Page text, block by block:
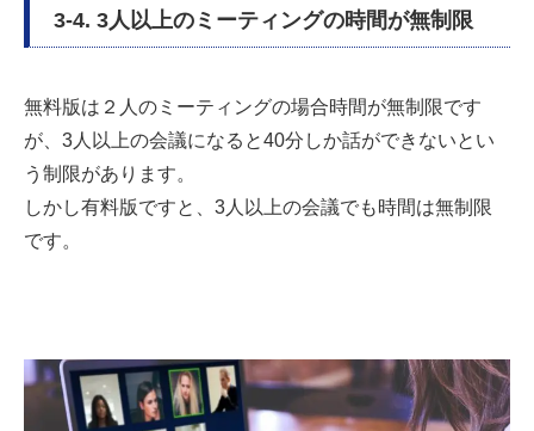
3-4. 3人以上のミーティングの時間が無制限
無料版は２人のミーティングの場合時間が無制限です
が、3人以上の会議になると40分しか話ができないとい
う制限があります。
しかし有料版ですと、3人以上の会議でも時間は無制限
です。